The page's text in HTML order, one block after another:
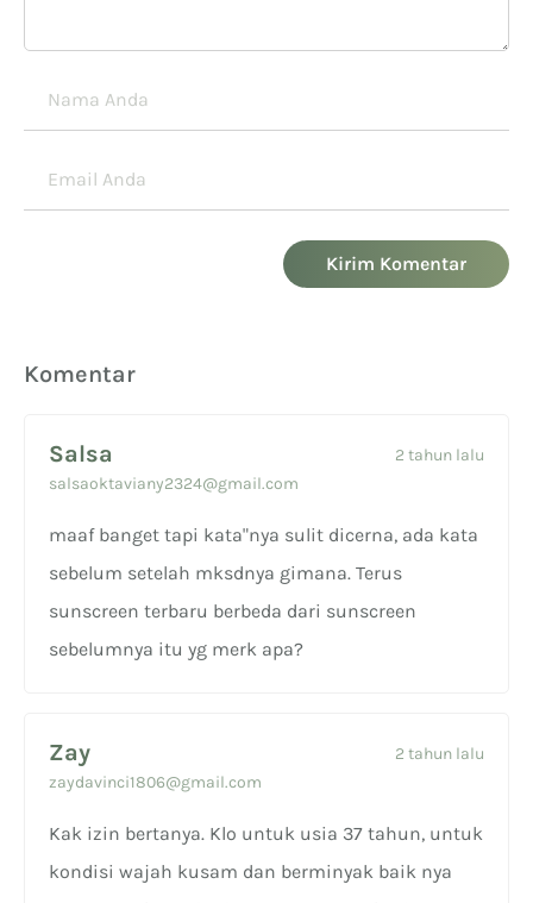
Kirim Komentar
Komentar
Salsa
salsaoktaviany2324@gmail.com
2 tahun lalu
maaf banget tapi kata"nya sulit dicerna, ada kata
sebelum setelah mksdnya gimana. Terus
sunscreen terbaru berbeda dari sunscreen
sebelumnya itu yg merk apa?
Zay
zaydavinci1806@gmail.com
2 tahun lalu
Kak izin bertanya. Klo untuk usia 37 tahun, untuk
kondisi wajah kusam dan berminyak baik nya